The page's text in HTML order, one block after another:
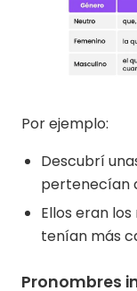
Por ejemplo:
Descubrí
pertenecían
Ellos eran
tenían más
Pronombres